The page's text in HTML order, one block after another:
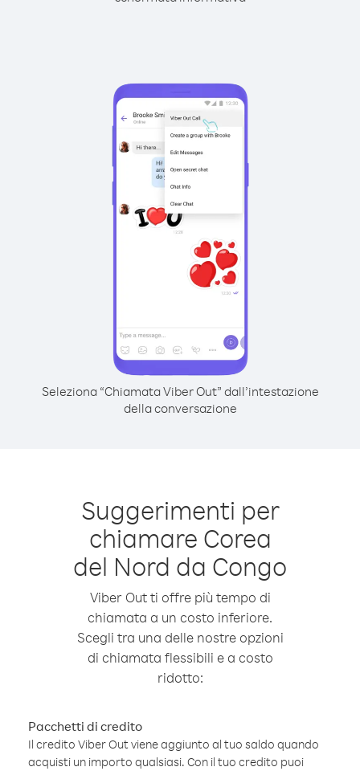
Seleziona “Chiamata Viber Out” dall’intestazione
della conversazione
Suggerimenti per
chiamare Corea
del Nord da Congo
Viber Out ti offre più tempo di
chiamata a un costo inferiore.
Scegli tra una delle nostre opzioni
di chiamata flessibili e a costo
ridotto:
Pacchetti di credito
Il credito Viber Out viene aggiunto al tuo saldo quando
acquisti un importo qualsiasi. Con il tuo credito puoi